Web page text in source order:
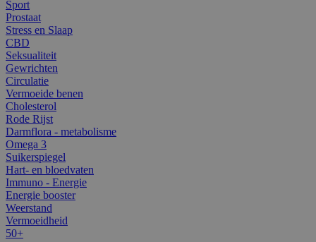
Sport
Prostaat
Stress en Slaap
CBD
Seksualiteit
Gewrichten
Circulatie
Vermoeide benen
Cholesterol
Rode Rijst
Darmflora - metabolisme
Omega 3
Suikerspiegel
Hart- en bloedvaten
Immuno - Energie
Energie booster
Weerstand
Vermoeidheid
50+